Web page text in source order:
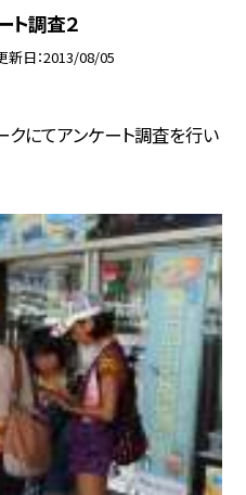
調査２
新日 2013/08/05
クにてアンケート調査を行い